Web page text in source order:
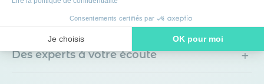
Consentements certifiés par
Je choisis OK pour moi
Axeptio consent
Plateforme de Gestion du Consentement : Personnalisez vos
Livraison offerte
Des experts à votre écoute +